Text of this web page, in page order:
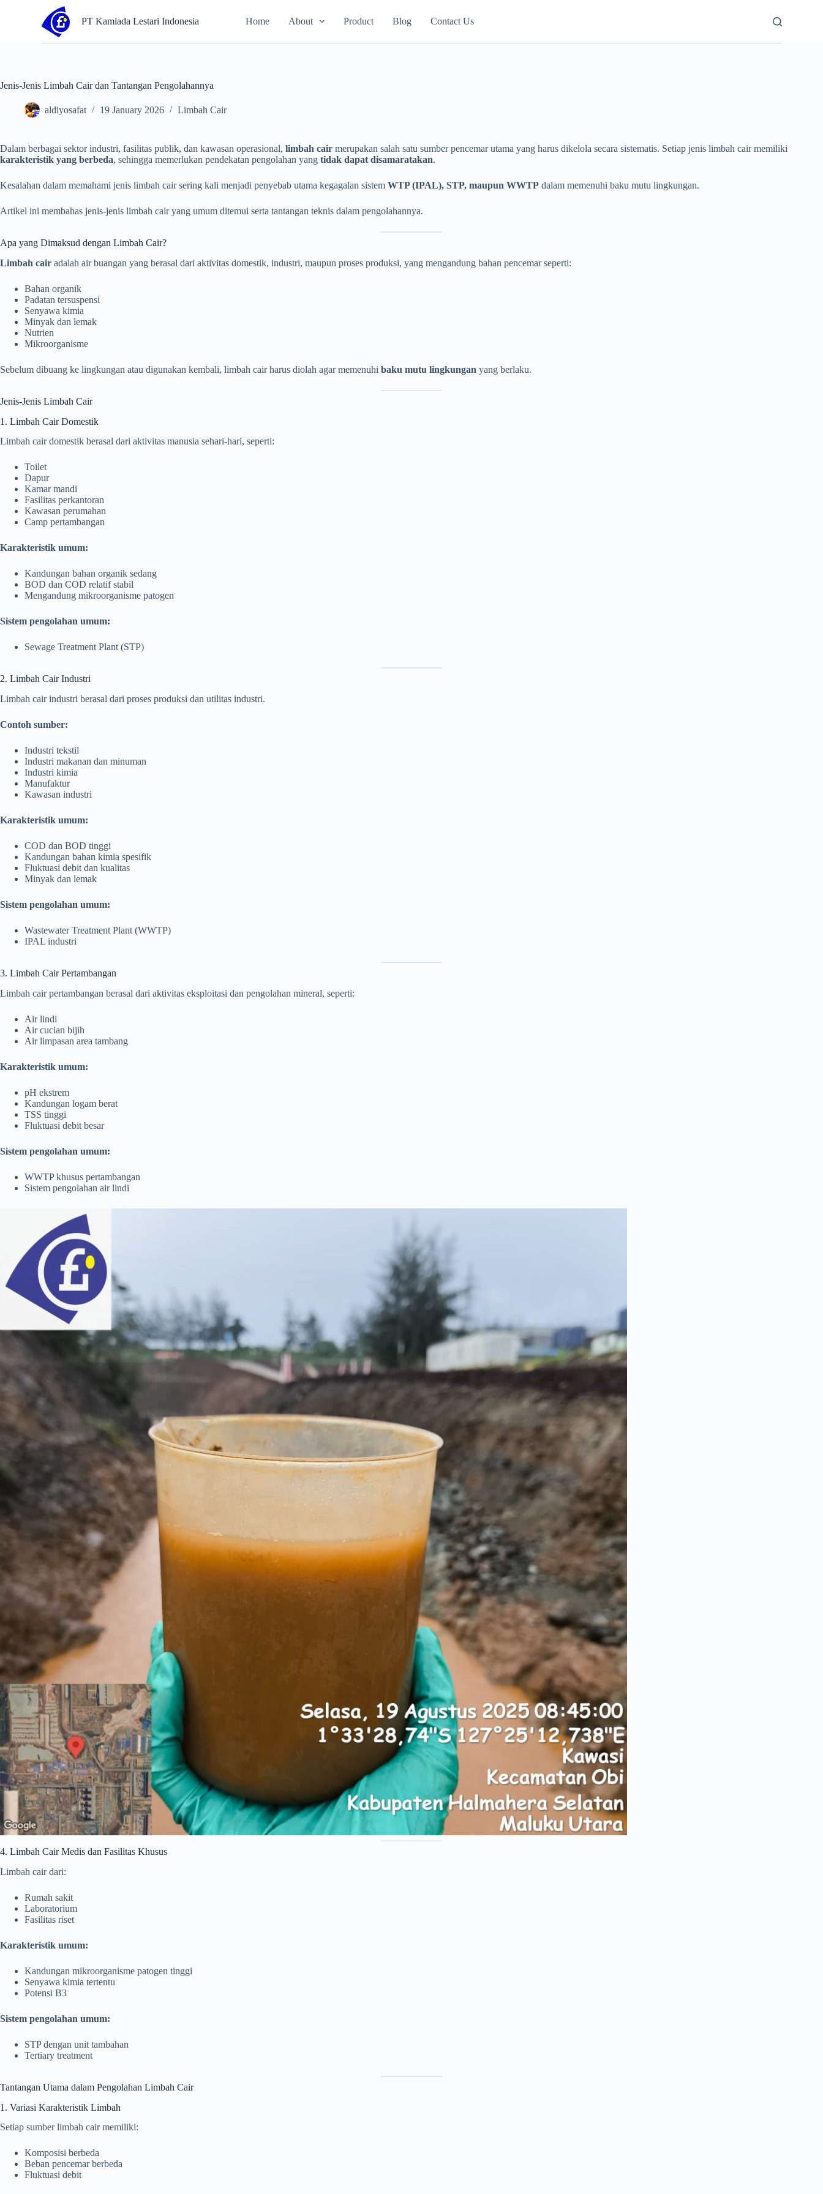
o
t
PT Kamiada Lestari Indonesia Home About Product Blog Contact Us
Jenis-Jenis Limbah Cair dan Tantangan Pengolahannya
aldiyosafat 19 January 2026 Limbah Cair
Dalam berbagai sektor industri, fasilitas publik, dan kawasan operasional, limbah cair merupakan salah satu sumber pencemar utama yang harus dikelola secara sistematis. Setiap jenis limbah cair memiliki
karakteristik yang berbeda, sehingga memerlukan pendekatan pengolahan yang tidak dapat disamaratakan.
Kesalahan dalam memahami jenis limbah cair sering kali menjadi penyebab utama kegagalan sistem WTP (IPAL), STP, maupun WWTP dalam memenuhi baku mutu lingkungan.
Artikel ini membahas jenis-jenis limbah cair yang umum ditemui serta tantangan teknis dalam pengolahannya.
Apa yang Dimaksud dengan Limbah Cair?
Limbah cair adalah air buangan yang berasal dari aktivitas domestik, industri, maupun proses produksi, yang mengandung bahan pencemar seperti:
Bahan organik
Padatan tersuspensi
Senyawa kimia
Minyak dan lemak
Nutrien
Mikroorganisme
Sebelum dibuang ke lingkungan atau digunakan kembali, limbah cair harus diolah agar memenuhi baku mutu lingkungan yang berlaku.
Jenis-Jenis Limbah Cair
1. Limbah Cair Domestik
Limbah cair domestik berasal dari aktivitas manusia sehari-hari, seperti:
Toilet
Dapur
Kamar mandi
Fasilitas perkantoran
Kawasan perumahan
Camp pertambangan
Karakteristik umum:
Kandungan bahan organik sedang
BOD dan COD relatif stabil
Mengandung mikroorganisme patogen
Sistem pengolahan umum:
Sewage Treatment Plant (STP)
2. Limbah Cair Industri
Limbah cair industri berasal dari proses produksi dan utilitas industri.
Contoh sumber:
Industri tekstil
Industri makanan dan minuman
Industri kimia
Manufaktur
Kawasan industri
Karakteristik umum:
COD dan BOD tinggi
Kandungan bahan kimia spesifik
Fluktuasi debit dan kualitas
Minyak dan lemak
Sistem pengolahan umum:
Wastewater Treatment Plant (WWTP)
IPAL industri
3. Limbah Cair Pertambangan
Limbah cair pertambangan berasal dari aktivitas eksploitasi dan pengolahan mineral, seperti:
Air lindi
Air cucian bijih
Air limpasan area tambang
Karakteristik umum:
pH ekstrem
Kandungan logam berat
TSS tinggi
Fluktuasi debit besar
Sistem pengolahan umum:
WWTP khusus pertambangan
Sistem pengolahan air lindi
4. Limbah Cair Medis dan Fasilitas Khusus
Limbah cair dari:
Rumah sakit
Laboratorium
Fasilitas riset
Karakteristik umum:
Kandungan mikroorganisme patogen tinggi
Senyawa kimia tertentu
Potensi B3
Sistem pengolahan umum:
STP dengan unit tambahan
Tertiary treatment
Tantangan Utama dalam Pengolahan Limbah Cair
1. Variasi Karakteristik Limbah
Setiap sumber limbah cair memiliki:
Komposisi berbeda
Beban pencemar berbeda
Fluktuasi debit